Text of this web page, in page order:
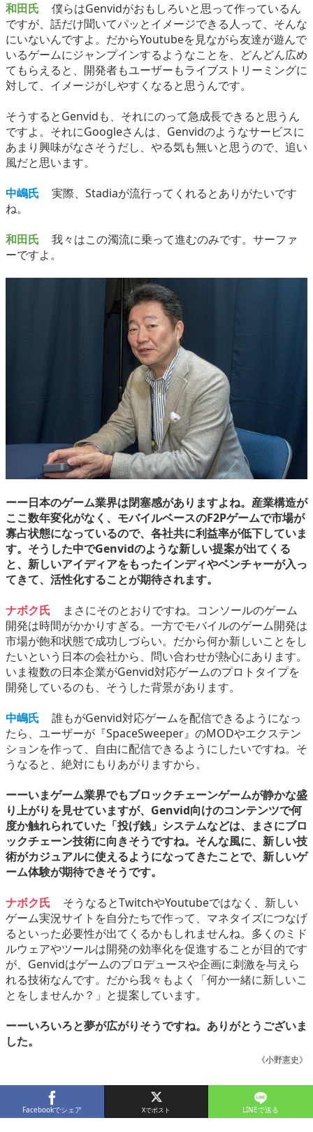
和田氏
僕らはGenvidがおもしろいと思って作っているん
ですが、話だけ聞いてパッとイメージできる人って、そんな
にいないんですよ。だからYoutubeを見ながら友達が遊んで
いるゲームにジャンプインするようなことを、どんどん広め
てもらえると、開発者もユーザーもライブストリーミングに
対して、イメージがしやすくなると思うんです。
そうするとGenvidも、それにのって急成長できると思うん
ですよ。それにGoogleさんは、Genvidのようなサービスに
あまり興味がなさそうだし、やる気も無いと思うので、追い
風だと思います。
中嶋氏
実際、Stadiaが流行ってくれるとありがたいです
ね。
和田氏
我々はこの濁流に乗って進むのみです。サーファ
ーですよ。
ーー日本のゲーム業界は閉塞感がありますよね。産業構造が
ここ数年変化がなく、モバイルベースのF2Pゲームで市場が
寡占状態になっているので、各社共に利益率が低下していま
す。そうした中でGenvidのような新しい提案が出てくる
と、新しいアイディアをもったインディやベンチャーが入っ
てきて、活性化することが期待されます。
ナボク氏
まさにそのとおりですね。コンソールのゲーム
開発は時間がかかりすぎる。一方でモバイルのゲーム開発は
市場が飽和状態で成功しづらい。だから何か新しいことをし
たいという日本の会社から、問い合わせが熱心にあります。
いま複数の日本企業がGenvid対応ゲームのプロトタイプを
開発しているのも、そうした背景があります。
中嶋氏
誰もがGenvid対応ゲームを配信できるようになっ
たら、ユーザーが『SpaceSweeper』のMODやエクステン
ションを作って、自由に配信できるようにしたいですね。そ
うなると、絶対にもりあがりますから。
ーーいまゲーム業界でもブロックチェーンゲームが静かな盛
り上がりを見せていますが、Genvid向けのコンテンツで何
度か触れられていた「投げ銭」システムなどは、まさにブロ
ックチェーン技術に向きそうですね。そんな風に、新しい技
術がカジュアルに使えるようになってきたことで、新しいゲ
ーム体験が期待できそうです。
ナボク氏
そうなるとTwitchやYoutubeではなく、新しい
ゲーム実況サイトを自分たちで作って、マネタイズにつなげ
るといった必要性が出てくるかもしれませんね。多くのミド
ルウェアやツールは開発の効率化を促進することが目的です
が、Genvidはゲームのプロデュースや企画に刺激を与えら
れる技術なんです。だから我々もよく「何か一緒に新しいこ
とをしませんか？」と提案しています。
ーーいろいろと夢が広がりそうですね。ありがとうございま
した。
《小野憲史》
Facebookでシェア LINEで送る